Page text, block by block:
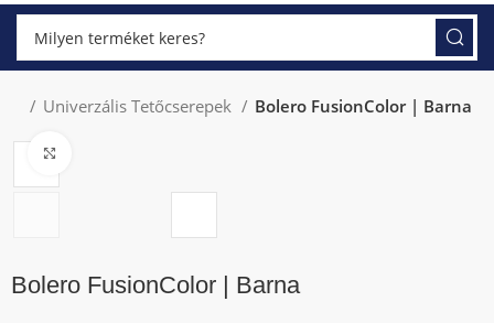
Univerzális Tetőcserepek Bolero FusionColor | Barna
Bolero FusionColor | Barna